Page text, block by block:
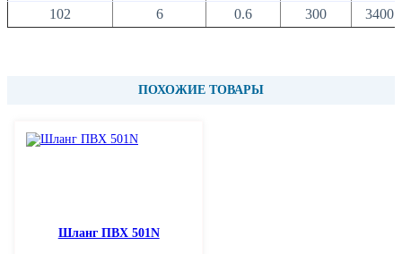
102
6 0.6 300 3400
ПОХОЖИЕ ТОВАРЫ
Шланг ПВХ 501N